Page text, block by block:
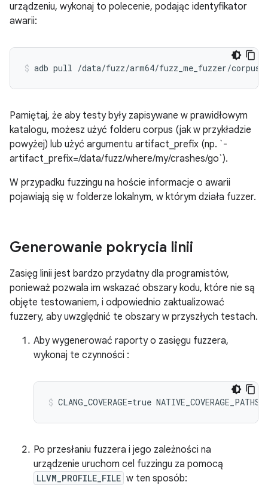
urządzeniu, wykonaj to polecenie, podając identyfikator
awarii:
adb pull /data/fuzz/arm64/fuzz_me_fuzzer/corpus/
Pamiętaj, że aby testy były zapisywane w prawidłowym
katalogu, możesz użyć folderu corpus (jak w przykładzie
powyżej) lub użyć argumentu artifact_prefix (np. `-
artifact_prefix=/data/fuzz/where/my/crashes/go`).
W przypadku fuzzingu na hoście informacje o awarii
pojawiają się w folderze lokalnym, w którym działa fuzzer.
Generowanie pokrycia linii
Zasięg linii jest bardzo przydatny dla programistów,
ponieważ pozwala im wskazać obszary kodu, które nie są
objęte testowaniem, i odpowiednio zaktualizować
fuzzery, aby uwzględnić te obszary w przyszłych testach.
Aby wygenerować raporty o zasięgu fuzzera,
wykonaj te czynności :
CLANG_COVERAGE=true
Po przesłaniu fuzzera i jego zależności na
urządzenie uruchom cel fuzzingu za pomocą
LLVM_PROFILE_FILE w ten sposób: